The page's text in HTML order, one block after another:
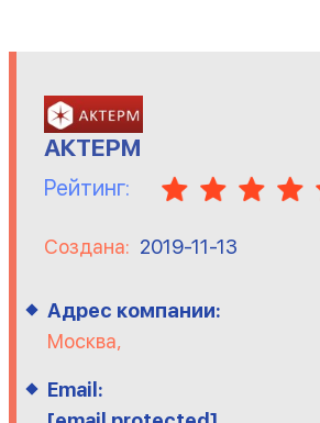
АКТЕРМ
Рейтинг:
Создана: 2019-11-13
Адрес компании:
Москва,
Email: